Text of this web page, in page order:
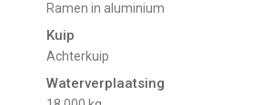
Ramen in aluminium
Kuip
Achterkuip
Waterverplaatsing